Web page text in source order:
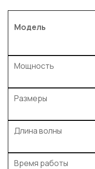
Модель
Мощность
Размеры
Длина волны
Время работы